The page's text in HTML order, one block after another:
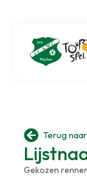
 Terug
Gekozen